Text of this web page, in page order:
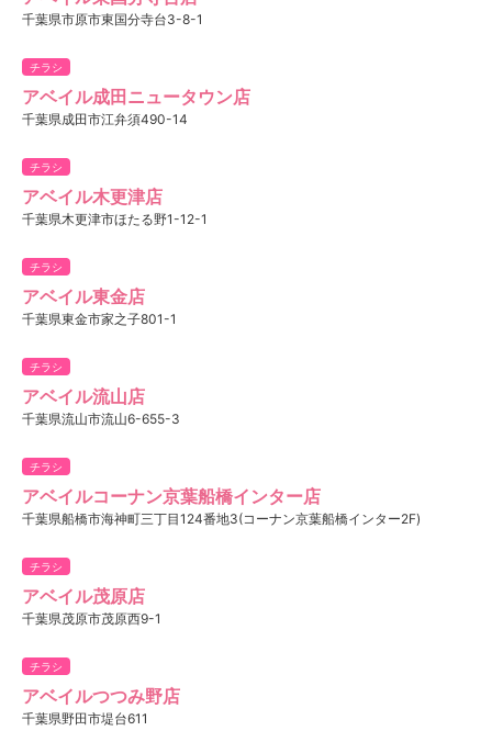
千葉県市原市東国分寺台3-8-1
チラシ
アベイル成田ニュータウン店
千葉県成田市江弁須490-14
チラシ
アベイル木更津店
千葉県木更津市ほたる野1-12-1
チラシ
アベイル東金店
千葉県東金市家之子801-1
チラシ
アベイル流山店
千葉県流山市流山6-655-3
チラシ
アベイルコーナン京葉船橋インター店
千葉県船橋市海神町三丁目124番地3(コーナン京葉船橋インター2F)
チラシ
アベイル茂原店
千葉県茂原市茂原西9-1
チラシ
アベイルつつみ野店
千葉県野田市堤台611